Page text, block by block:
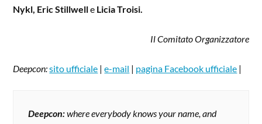
Nykl, Eric Stillwelle Licia Troisi.
Il Comitato Organizzatore
Deepcon:sito ufficiale |e-mail | pagina Facebook ufficiale |
Deepcon:where everybody knows your name, and